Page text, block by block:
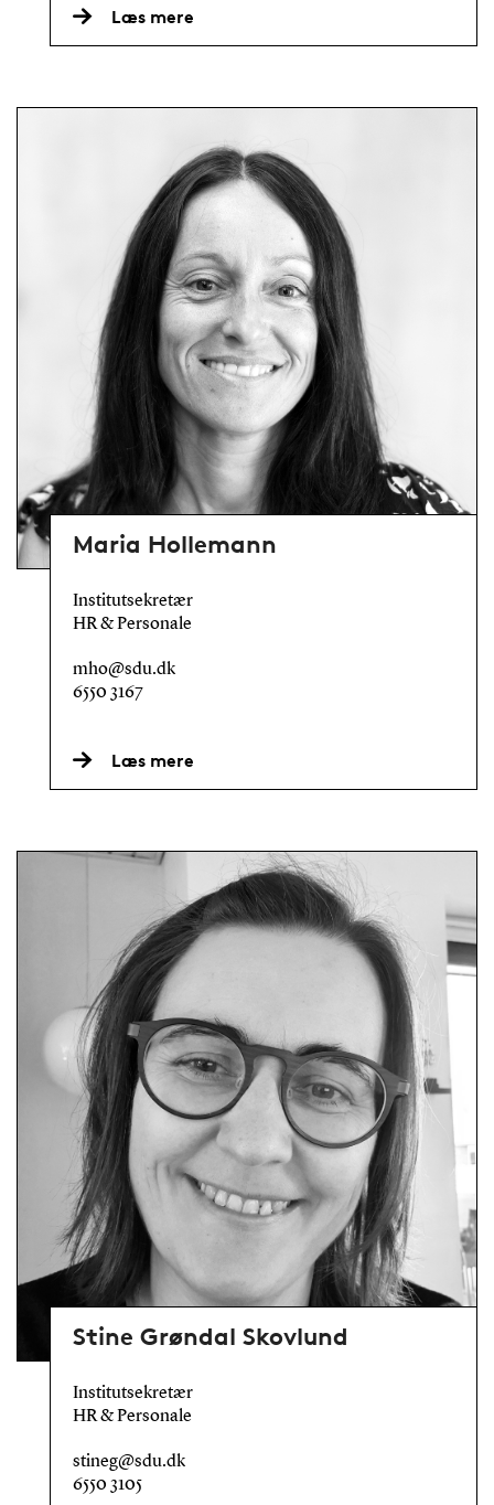
Læs mere
Maria Hollemann
Institutsekretær
HR & Personale
mho@sdu.dk
6550 3167
Læs mere
Stine Grøndal Skovlund
Institutsekretær
HR & Personale
stineg@sdu.dk
6550 3105